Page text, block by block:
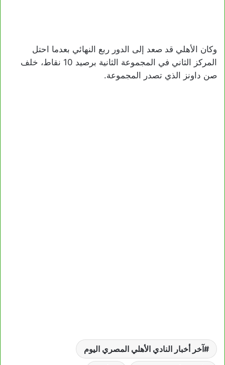
وكان الأهلي قد صعد إلى الدور ربع النهائي بعدما احتل
المركز الثاني في المجموعة الثانية برصيد 10 نقاط، خلف
صن داونز الذي تصدر المجموعة.
آخر أخبار النادي الأهلي المصري اليوم